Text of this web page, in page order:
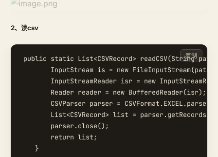
2、读csv
public static List<CSVRecord> readCSV(String
        InputStream is = new FileInputStream(path);
InputStreamReader isr = new
        Reader reader = new BufferedReader(isr);
CSVParser parser =
        List<CSVRecord> list = parser.getRecords();
        parser.close();
        return list;
复制